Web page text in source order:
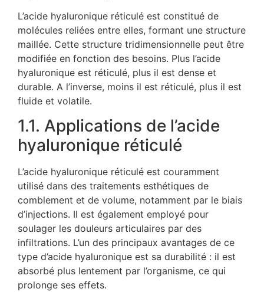
L’acide hyaluronique réticulé est constitué de
molécules reliées entre elles, formant une structure
maillée. Cette structure tridimensionnelle peut être
modifiée en fonction des besoins. Plus l’acide
hyaluronique est réticulé, plus il est dense et
durable. A l’inverse, moins il est réticulé, plus il est
fluide et volatile.
1.1. Applications de l’acide
hyaluronique réticulé
L’acide hyaluronique réticulé est couramment
utilisé dans des traitements esthétiques de
comblement et de volume, notamment par le biais
d’injections. Il est également employé pour
soulager les douleurs articulaires par des
infiltrations. L’un des principaux avantages de ce
type d’acide hyaluronique est sa durabilité : il est
absorbé plus lentement par l’organisme, ce qui
prolonge ses effets.